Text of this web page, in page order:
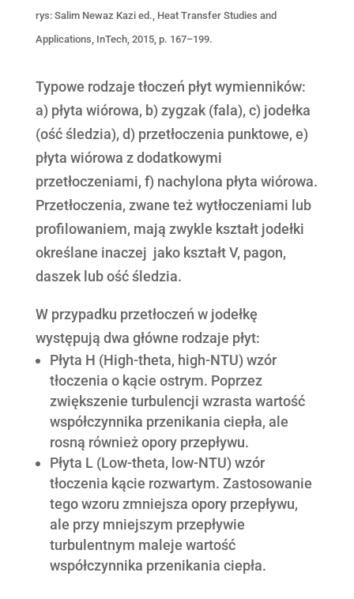
rys: Salim Newaz Kazi ed., Heat Transfer Studies and
Applications, InTech, 2015, p. 167–199.
Typowe rodzaje tłoczeń płyt wymienników:
a) płyta wiórowa, b) zygzak (fala), c) jodełka
(ość śledzia), d) przetłoczenia punktowe, e)
płyta wiórowa z dodatkowymi
przetłoczeniami, f) nachylona płyta wiórowa.
Przetłoczenia, zwane też wytłoczeniami lub
profilowaniem, mają zwykle kształt jodełki
określane inaczej jako kształt V, pagon,
daszek lub ość śledzia.
W przypadku przetłoczeń w jodełkę
występują dwa główne rodzaje płyt:
Płyta H (High-theta, high-NTU) wzór
tłoczenia o kącie ostrym. Poprzez
zwiększenie turbulencji wzrasta wartość
współczynnika przenikania ciepła, ale
rosną również opory przepływu.
Płyta L (Low-theta, low-NTU) wzór
tłoczenia kącie rozwartym. Zastosowanie
tego wzoru zmniejsza opory przepływu,
ale przy mniejszym przepływie
turbulentnym maleje wartość
współczynnika przenikania ciepła.